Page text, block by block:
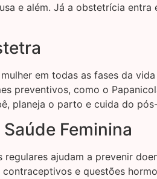
e além. Já a obstetrícia
em todas as fases da
preventivos, como o
planeja o parto e cuida do
Feminina
ajudam a prevenir
e questões